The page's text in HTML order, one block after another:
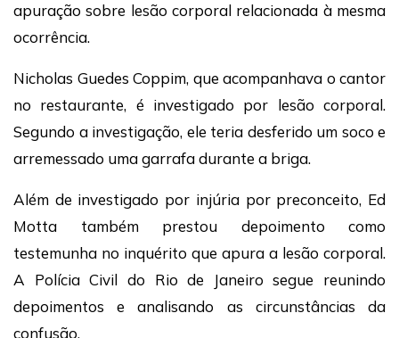
apuração sobre lesão corporal relacionada à mesma
ocorrência.
Nicholas Guedes Coppim, que acompanhava o cantor
no restaurante, é investigado por lesão corporal.
Segundo a investigação, ele teria desferido um soco e
arremessado uma garrafa durante a briga.
Além de investigado por injúria por preconceito, Ed
Motta também prestou depoimento como
testemunha no inquérito que apura a lesão corporal.
A Polícia Civil do Rio de Janeiro segue reunindo
depoimentos e analisando as circunstâncias da
confusão.